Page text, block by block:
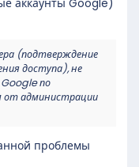
(подтверждение
доступа), не
по
от администрации
проблемы